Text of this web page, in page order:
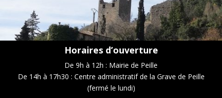
Horaires d’ouverture
De 9h à 12h : Mairie de Peille
De 14h à 17h30 : Centre administratif de la Grave de Peille
(fermé le lundi)